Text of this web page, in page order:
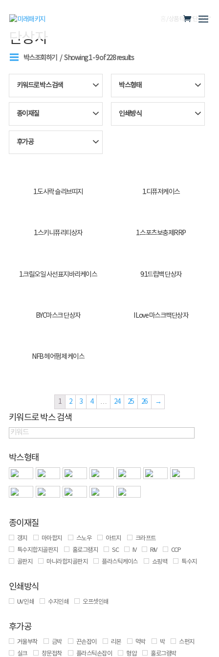
/ 상품 태그 “단상자”
단상자
박스조회하기 Showing 1 - 9 of 228 results
키워드로 박스 검색 박스형태
종이재질 인쇄방식
후가공
1.도시락 슬리브띠지 1.디퓨저케이스
1.스키니퓨리티상자 1.스포츠보충제RRP
1.크릴오일 사선표지바리케이스 9:1드립백 단상자
BYC마스크 단상자 I Love 마스크팩단상자
NFB 헤어펌제 케이스
1 2 3 4 … 24 25 26 →
키워드로 박스 검색
박스형태
종이재질
갱지 마마합지 스노우 아트지
크라프트
특수지합지골판지
홀로그램지 SC IV RIV
CCP
골판지
마니라합지골판지 플라스틱케이스 쇼핑백 특수지
인쇄방식
UV 인쇄 수지인쇄 오프셋인쇄
후가공
거울부착 금박 끈손잡이 리본 먹박 박
스펀지
실크
창문접착 플라스틱손잡이 형압 홀로그램박